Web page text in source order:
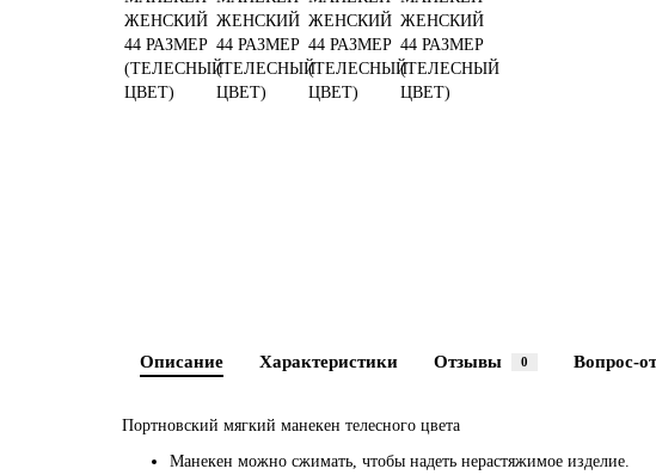
Описание Характеристики Отзывы 0 Вопрос-
Портновский мягкий манекен телесного цвета
Манекен можно сжимать, чтобы надеть нерастяжимое изделие.